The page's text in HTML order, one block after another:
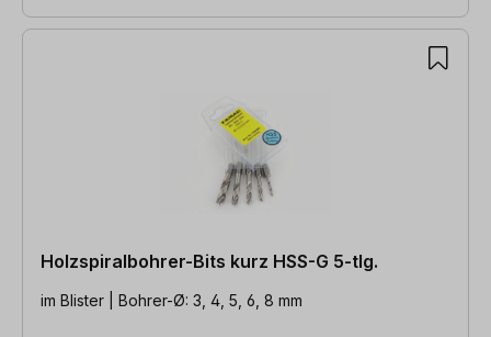
Holzspiralbohrer-Bits kurz HSS-G 5-tlg.
im Blister | Bohrer-Ø: 3, 4, 5, 6, 8 mm